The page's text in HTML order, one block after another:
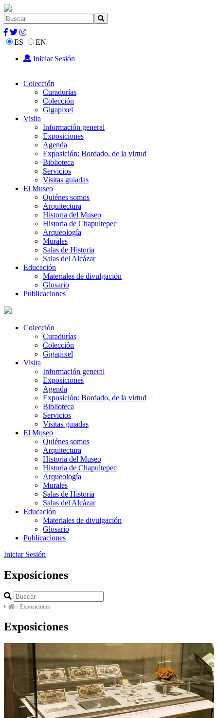
ES
EN
Iniciar Sesión
Colección
Curadurías
Colección
Gigapixel
Visita
Información general
Exposiciones
Agenda
Exposición: Bordado, de la virtud
Biblioteca
Servicios
Visitas guiadas
El Museo
Quiénes somos
Arquitectura
Historia del Museo
Historia de Chapultepec
Arqueología
Murales
Salas de Historia
Salas del Alcázar
Educación
Materiales de divulgación
Glosario
Publicaciones
Colección
Curadurías
Colección
Gigapixel
Visita
Información general
Exposiciones
Agenda
Exposición: Bordado, de la virtud
Biblioteca
Servicios
Visitas guiadas
El Museo
Quiénes somos
Arquitectura
Historia del Museo
Historia de Chapultepec
Arqueología
Murales
Salas de Historia
Salas del Alcázar
Educación
Materiales de divulgación
Glosario
Publicaciones
Iniciar Sesión
Exposiciones
/ Exposiciones
Exposiciones